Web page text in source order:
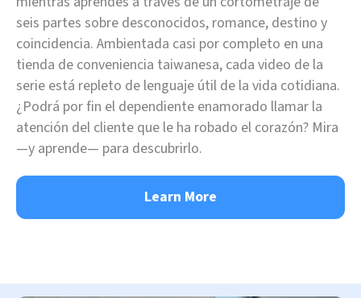
seis partes sobre desconocidos, romance, destino y
coincidencia. Ambientada casi por completo en una
tienda de conveniencia taiwanesa, cada video de la
serie está repleto de lenguaje útil de la vida cotidiana.
¿Podrá por fin el dependiente enamorado llamar la
atención del cliente que le ha robado el corazón? Mira
—y aprende— para descubrirlo.
Learn More